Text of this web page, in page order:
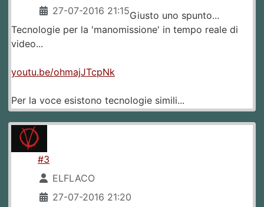
27-07-2016 21:15Giusto uno spunto...
Tecnologie per la 'manomissione' in tempo reale di
video...
youtu.be/ohmajJTcpNk
Per la voce esistono tecnologie simili...
#3
ELFLACO
27-07-2016 21:20